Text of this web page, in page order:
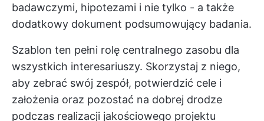
badawczymi, hipotezami i nie tylko - a także
dodatkowy dokument podsumowujący badania.
Szablon ten pełni rolę centralnego zasobu dla
wszystkich interesariuszy. Skorzystaj z niego,
aby zebrać swój zespół, potwierdzić cele i
założenia oraz pozostać na dobrej drodze
podczas realizacji jakościowego projektu